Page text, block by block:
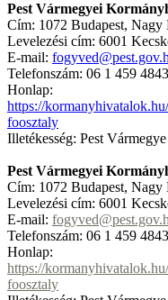
Pest Vármegyei
Cím: 1072 Budapest, Nagy
Levelezési cím: 6001
E-mail:
Telefonszám: 06 1 459 4843
Honlap:
https://
foosztaly
Illetékesség: Pest Vármegye
Pest Vármegyei
Cím: 1072 Budapest, Nagy
Levelezési cím: 6001
E-mail:
Telefonszám: 06 1 459 4843
Honlap:
https://
foosztaly